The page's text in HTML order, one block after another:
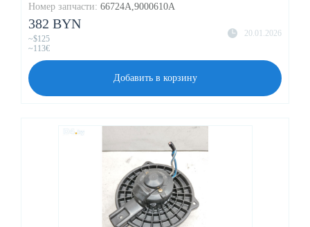
Номер запчасти: 66724A,9000610A
20.01.2026
382 BYN
~$125
~113€
Добавить в корзину